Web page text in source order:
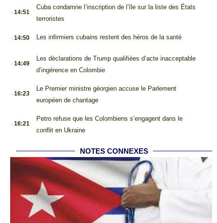
.14:51
Cuba condamne l’inscription de l’île sur la liste des États
terroristes
.14:50 Les infirmiers cubains restent des héros de la santé
.14:49
Les déclarations de Trump qualifiées d’acte inacceptable
d’ingérence en Colombie
.16:23
Le Premier ministre géorgien accuse le Parlement
européen de chantage
.16:21
Petro refuse que les Colombiens s’engagent dans le
conflit en Ukraine
NOTES CONNEXES